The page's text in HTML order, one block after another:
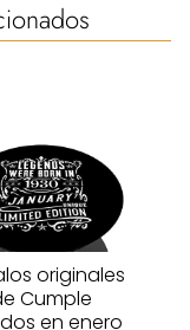
originales
Cumple
en enero